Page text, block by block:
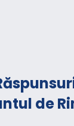
de